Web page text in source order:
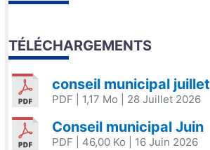
TÉLÉCHARGEMENTS
conseil municipal juillet
PDF | 1,17 Mo | 28 Juillet 2026
Conseil municipal Juin
PDF | 46,00 Ko | 16 Juin 2026